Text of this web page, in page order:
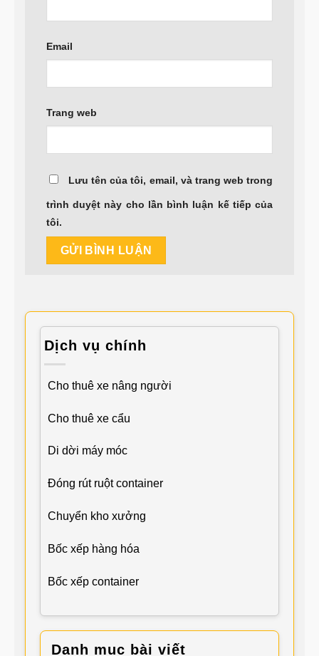
Email
Trang web
Lưu tên của tôi, email, và trang web trong
trình duyệt này cho lần bình luận kế tiếp của
tôi.
Dịch vụ chính
Cho thuê xe nâng người
Cho thuê xe cẩu
Di dời máy móc
Đóng rút ruột container
Chuyển kho xưởng
Bốc xếp hàng hóa
Bốc xếp container
Danh mục bài viết